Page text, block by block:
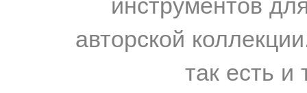
авторской
так есть и